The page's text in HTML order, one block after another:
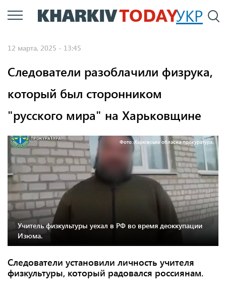
Перейти
к
УКР
12 марта, 2025 - 13:45
Следователи разоблачили физрука,
который был сторонником
"русского мира" на Харьковщине
Фото: Харківська обласна прокуратура.
Учитель физкультуры уехал в РФ во время деоккупации
Изюма.
Следователи установили личность учителя
физкультуры, который радовался россиянам.